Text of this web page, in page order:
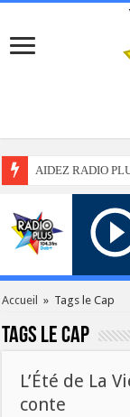
AIDEZ RADIO
Accueil » Tags le Cap
Tags le Cap
L’Été de La
conte